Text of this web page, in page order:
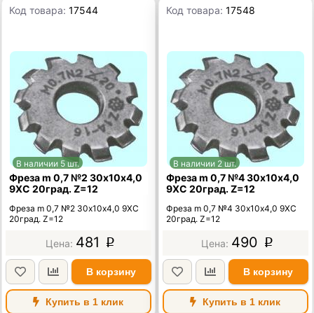
Код товара:17544
В наличии 5 шт.
Фреза m 0,7 №2 30х10х4,0
9ХС 20град. Z=12
Фреза m 0,7 №2 30х10х4,0 9ХС
20град. Z=12
481 p
В корзину
Купить в 1 клик
Код товара:17548
В наличии 2 шт.
Фреза m 0,7 №4 30х10х4,0
9ХС 20град. Z=12
Фреза m 0,7 №4 30х10х4,0 9ХС
20град. Z=12
490 p
В корзину
Купить в 1 клик